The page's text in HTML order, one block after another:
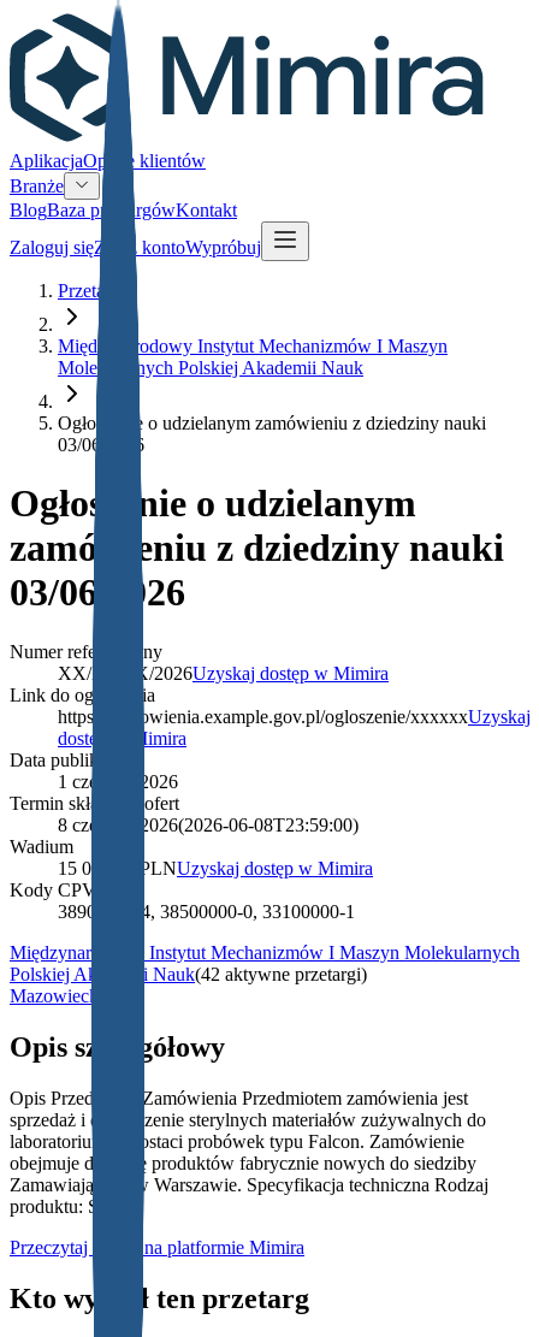
AplikacjaOpinie klientów
Branże
BlogBaza przetargówKontakt
Zaloguj sięZałóż kontoWypróbuj
Przetargi
Międzynarodowy Instytut Mechanizmów I Maszyn
Molekularnych Polskiej Akademii Nauk
Ogłoszenie o udzielanym zamówieniu z dziedziny nauki
03/06/2026
Ogłoszenie o udzielanym
zamówieniu z dziedziny nauki
03/06/2026
Numer referencyjny
XX/XXXX/2026Uzyskaj dostęp w Mimira
Link do ogłoszenia
https://zamowienia.example.gov.pl/ogloszenie/xxxxxxUzyskaj
dostęp w Mimira
Data publikacji
1 czerwca 2026
Termin składania ofert
8 czerwca 2026(2026-06-08T23:59:00)
Wadium
15 000,00 PLNUzyskaj dostęp w Mimira
Kody CPV
38900000-4, 38500000-0, 33100000-1
Międzynarodowy Instytut Mechanizmów I Maszyn Molekularnych
Polskiej Akademii Nauk(42 aktywne przetargi)
Mazowieckie
Opis szczegółowy
Opis Przedmiotu Zamówienia Przedmiotem zamówienia jest
sprzedaż i dostarczenie sterylnych materiałów zużywalnych do
laboratorium w postaci probówek typu Falcon. Zamówienie
obejmuje dostawę produktów fabrycznie nowych do siedziby
Zamawiającego w Warszawie. Specyfikacja techniczna Rodzaj
produktu: Ste...
Przeczytaj całość na platformie Mimira
Kto wygrał ten przetarg